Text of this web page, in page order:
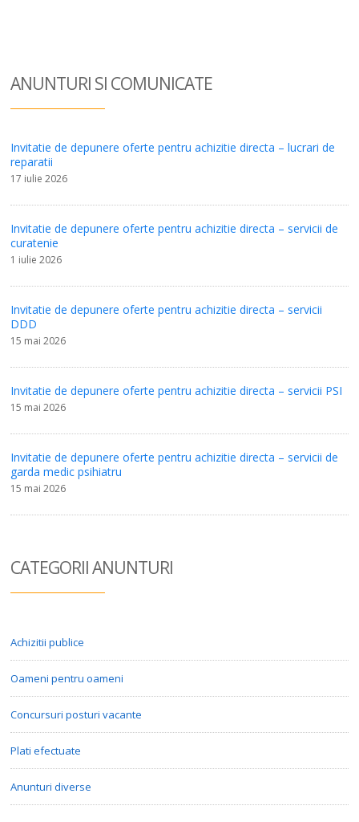
ANUNTURI SI COMUNICATE
Invitatie de depunere oferte pentru achizitie directa – lucrari de
reparatii
17 iulie 2026
Invitatie de depunere oferte pentru achizitie directa – servicii de
curatenie
1 iulie 2026
Invitatie de depunere oferte pentru achizitie directa – servicii
DDD
15 mai 2026
Invitatie de depunere oferte pentru achizitie directa – servicii PSI
15 mai 2026
Invitatie de depunere oferte pentru achizitie directa – servicii de
garda medic psihiatru
15 mai 2026
CATEGORII ANUNTURI
Achizitii publice
Oameni pentru oameni
Concursuri posturi vacante
Plati efectuate
Anunturi diverse